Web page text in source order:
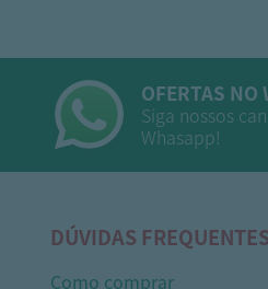
OFERTAS NO
Siga nossos
Whasapp!
DÚVIDAS FREQUENTES
Como comprar